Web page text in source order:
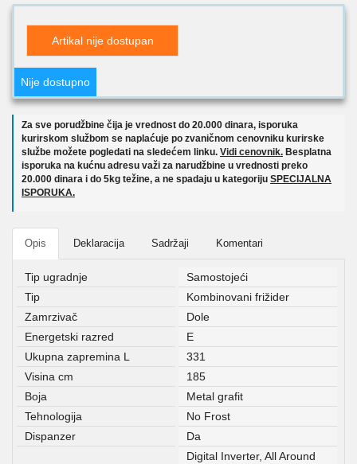
Artikal nije dostupan
Nije dostupno
Za sve porudžbine čija je vrednost do 20.000 dinara, isporuka
kurirskom službom se naplaćuje po zvaničnom cenovniku kurirske
službe možete pogledati na sledećem linku. Vidi cenovnik. Besplatna
isporuka na kućnu adresu važi za narudžbine u vrednosti preko
20.000 dinara i do 5kg težine, a ne spadaju u kategoriju SPECIJALNA
ISPORUKA.
Opis Deklaracija Sadržaji Komentari
Tip ugradnje
Samostojeći
Tip
Kombinovani frižider
Zamrzivač
Dole
Energetski razred
E
Ukupna zapremina L
331
Visina cm
185
Boja
Metal grafit
Tehnologija
No Frost
Dispanzer
Da
Digital Inverter, All Around